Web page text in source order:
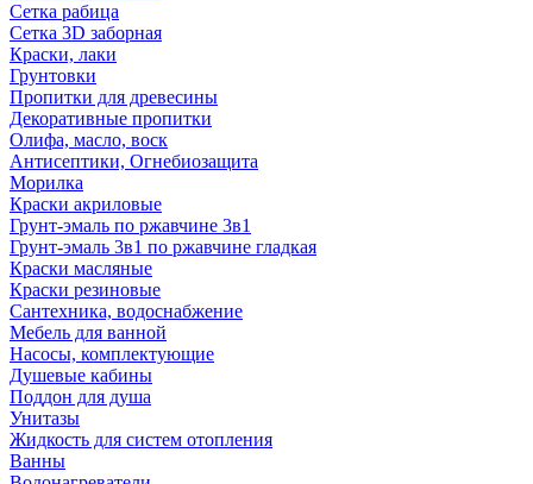
Сетка рабица
Сетка 3D заборная
Краски, лаки
Грунтовки
Пропитки для древесины
Декоративные пропитки
Олифа, масло, воск
Антисептики, Огнебиозащита
Морилка
Краски акриловые
Грунт-эмаль по ржавчине 3в1
Грунт-эмаль 3в1 по ржавчине гладкая
Краски масляные
Краски резиновые
Сантехника, водоснабжение
Мебель для ванной
Насосы, комплектующие
Душевые кабины
Поддон для душа
Унитазы
Жидкость для систем отопления
Ванны